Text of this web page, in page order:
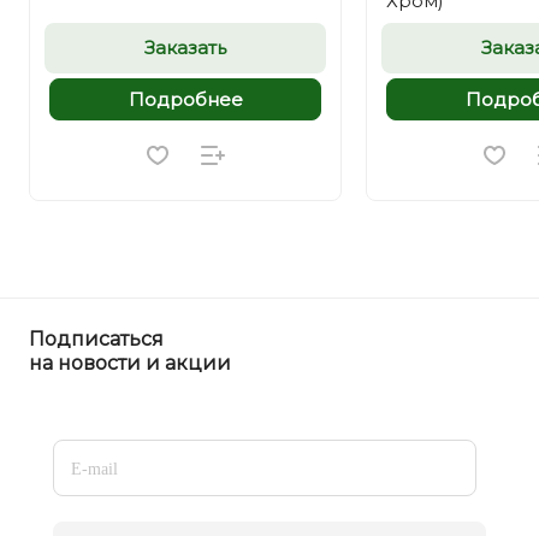
Заказать
Подробнее
Подписаться
на новости и акции